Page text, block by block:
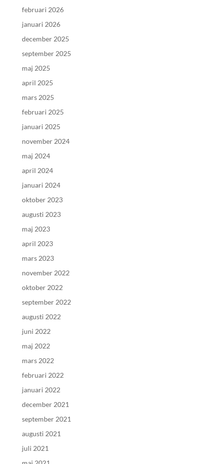
februari 2026
januari 2026
december 2025
september 2025
maj 2025
april 2025
mars 2025
februari 2025
januari 2025
november 2024
maj 2024
april 2024
januari 2024
oktober 2023
augusti 2023
maj 2023
april 2023
mars 2023
november 2022
oktober 2022
september 2022
augusti 2022
juni 2022
maj 2022
mars 2022
februari 2022
januari 2022
december 2021
september 2021
augusti 2021
juli 2021